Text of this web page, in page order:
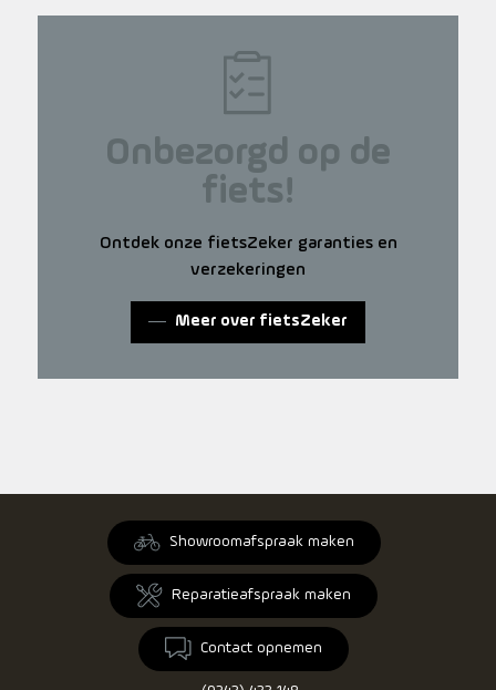
Onbezorgd op de
fiets!
Ontdek onze fietsZeker garanties en
verzekeringen
Meer over fietsZeker
Showroomafspraak maken
Reparatieafspraak maken
Contact opnemen